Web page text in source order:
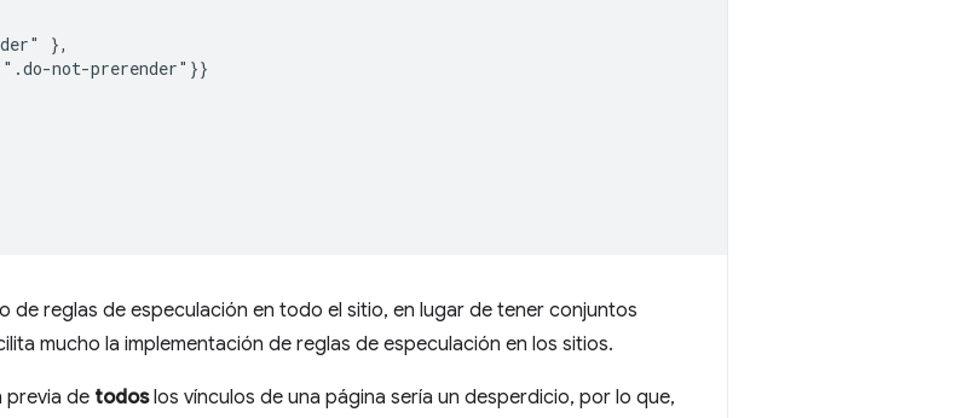
},
not-prerender"}}
de reglas de especulación en todo el sitio, en lugar de tener conjuntos
mucho la implementación de reglas de especulación en los sitios.
previa de todoslos vínculos de una página sería un desperdicio, por lo que,